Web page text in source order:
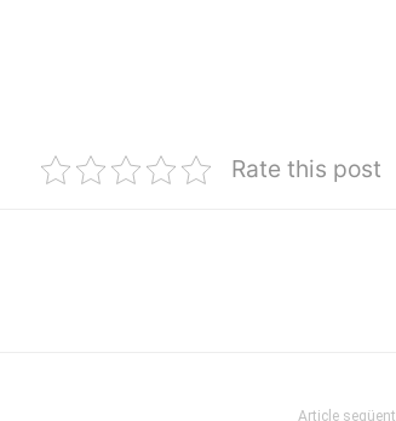
Rate this post
Article següent